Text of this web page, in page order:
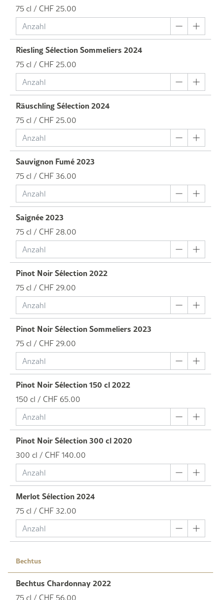
75 cl / CHF 25.00
Riesling Sélection Sommeliers 2024
75 cl / CHF 25.00
Räuschling Sélection 2024
75 cl / CHF 25.00
Sauvignon Fumé 2023
75 cl / CHF 36.00
Saignée 2023
75 cl / CHF 28.00
Pinot Noir Sélection 2022
75 cl / CHF 29.00
Pinot Noir Sélection Sommeliers 2023
75 cl / CHF 29.00
Pinot Noir Sélection 150 cl 2022
150 cl / CHF 65.00
Pinot Noir Sélection 300 cl 2020
300 cl / CHF 140.00
Merlot Sélection 2024
75 cl / CHF 32.00
Bechtus
Bechtus Chardonnay 2022
75 cl / CHF 56.00